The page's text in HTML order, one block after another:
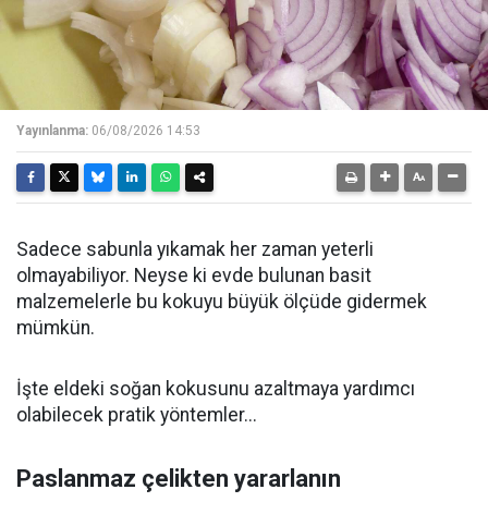
Yayınlanma: 06/08/2026 14:53
Sadece sabunla yıkamak her zaman yeterli
olmayabiliyor. Neyse ki evde bulunan basit
malzemelerle bu kokuyu büyük ölçüde gidermek
mümkün.
İşte eldeki soğan kokusunu azaltmaya yardımcı
olabilecek pratik yöntemler...
Paslanmaz çelikten yararlanın